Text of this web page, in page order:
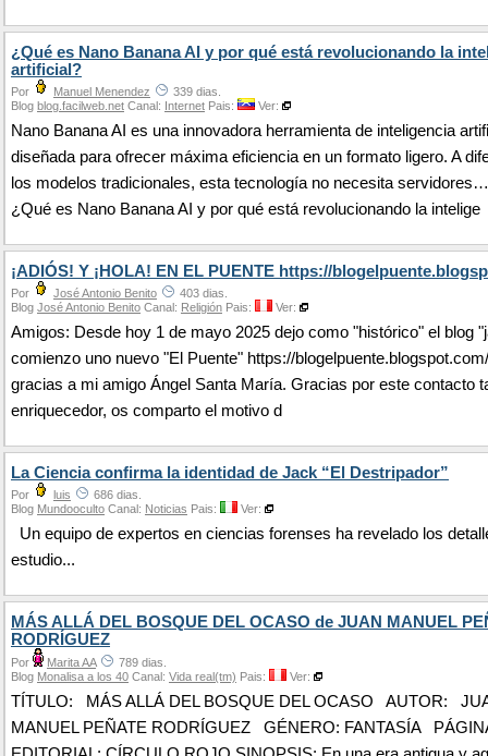
¿Qué es Nano Banana AI y por qué está revolucionando la
artificial?
Por Manuel Menendez
339 dias.
Blog blog.facilweb.net Canal: Internet Pais: Ver:
Nano Banana AI es una innovadora herramienta de inteligencia
diseñada para ofrecer máxima eficiencia en un formato ligero. A
los modelos tradicionales, esta tecnología no necesita
¿Qué es Nano Banana AI y por qué está revolucionando la intelige
¡ADIÓS! Y ¡HOLA! EN EL PUENTE https://
Por José Antonio Benito
403 dias.
Blog José Antonio Benito Canal: Religión Pais: Ver:
Amigos: Desde hoy 1 de mayo 2025 dejo como "histórico" el blog
comienzo uno nuevo "El Puente" https://
gracias a mi amigo Ángel Santa María. Gracias por este contacto
enriquecedor, os comparto el motivo d
La Ciencia confirma la identidad de Jack “El Destripador”
Por luis
686 dias.
Blog Mundooculto Canal: Noticias Pais: Ver:
Un equipo de expertos en ciencias forenses ha revelado los
estudio...
MÁS ALLÁ DEL BOSQUE DEL OCASO de JUAN MANUEL
RODRÍGUEZ
Por Marita AA
789 dias.
Blog Monalisa a los 40 Canal: Vida real(tm) Pais: Ver:
TÍTULO: MÁS ALLÁ DEL BOSQUE DEL OCASO AUTOR:
MANUEL PEÑATE RODRÍGUEZ GÉNERO: FANTASÍA